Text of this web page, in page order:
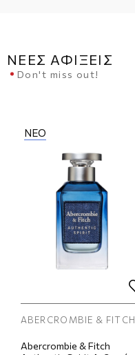
ΝΈΕΣ ΑΦΊΞΕΙΣ
Don't miss out!
ΝEO
ABERCROMBIE & FITCH
Abercrombie & Fitch